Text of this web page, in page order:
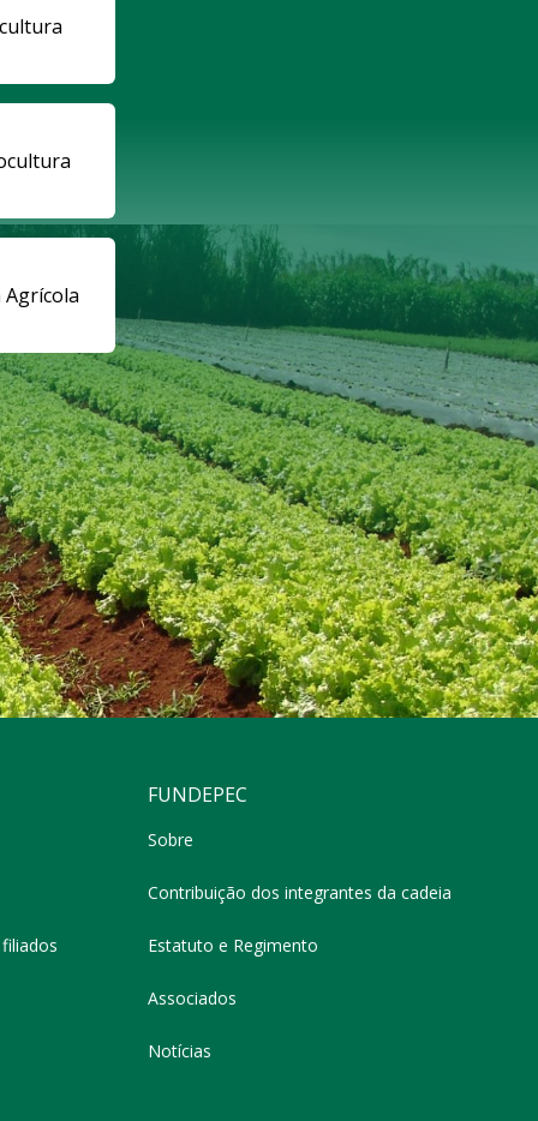
Agrícola
FUNDEPEC
Sobre
Contribuição dos integrantes da cadeia
Estatuto e Regimento
Associados
Notícias